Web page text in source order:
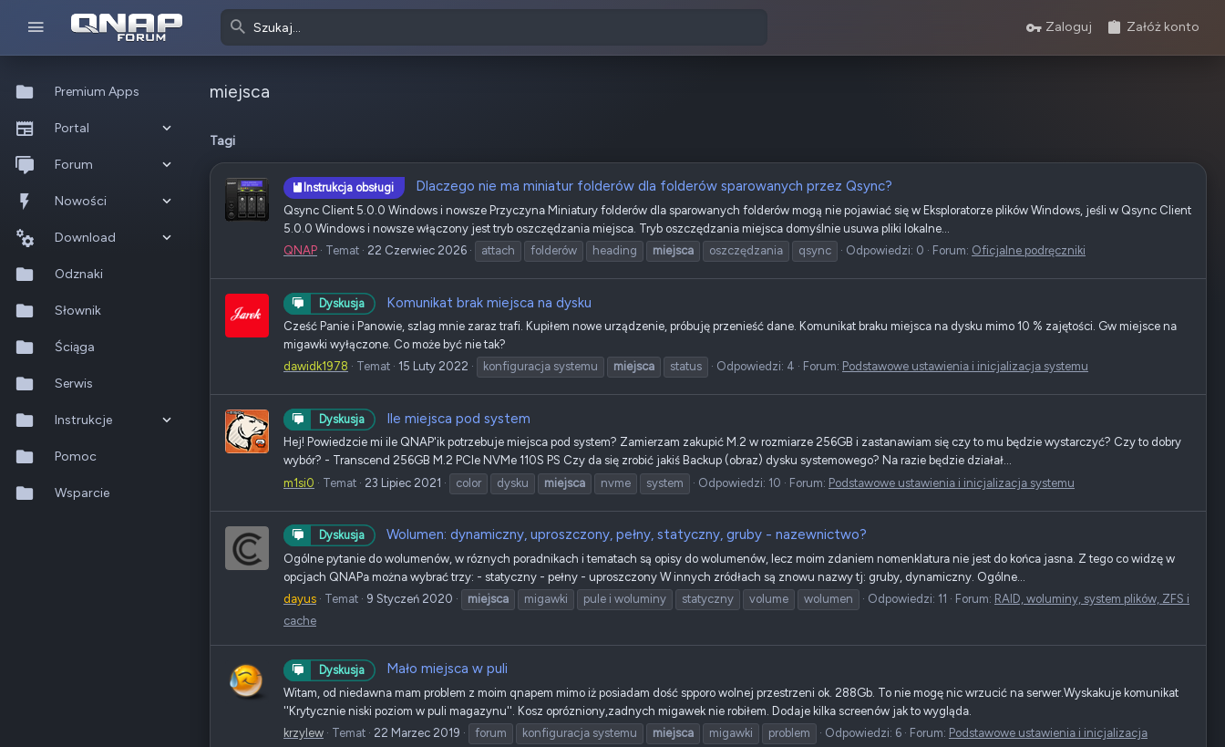
Zaloguj Załóż konto
Premium Apps
Portal
Co nowego?
Ostatnia aktywność
Forum
Nowe posty
Popularne
Szukaj na forum
Nowości
Nowe posty
Wszystkie posty
Nowe zasoby
Ostatnia aktywność
Download
Szukaj zasobów
Odznaki
Słownik
Ściąga
Serwis
Instrukcje
QTS 5.2.x
QuTS hero h6.0.x
Pomoc
Wsparcie
miejsca
Tagi
Instrukcja obsługi Dlaczego nie ma miniatur folderów dla folderów sparowanych przez Qsync?
Qsync Client 5.0.0 Windows i nowsze Przyczyna Miniatury folderów dla sparowanych folderów mogą nie pojawiać się w Eksploratorze plików Windows, jeśli w Qsync Client
5.0.0 Windows i nowsze włączony jest tryb oszczędzania miejsca. Tryb oszczędzania miejsca domyślnie usuwa pliki lokalne...
QNAP
Temat 22 Czerwiec 2026 attach folderów heading miejsca oszczędzania qsync Odpowiedzi: 0 Forum: Oficjalne podręczniki
Dyskusja Komunikat brak miejsca na dysku
Cześć Panie i Panowie, szlag mnie zaraz trafi. Kupiłem nowe urządzenie, próbuję przenieść dane. Komunikat braku miejsca na dysku mimo 10 % zajętości. Gw miejsce na
migawki wyłączone. Co może być nie tak?
dawidk1978
Temat 15 Luty 2022 konfiguracja systemu miejsca status Odpowiedzi: 4 Forum: Podstawowe ustawienia i inicjalizacja systemu
Dyskusja Ile miejsca pod system
Hej! Powiedzcie mi ile QNAP'ik potrzebuje miejsca pod system? Zamierzam zakupić M.2 w rozmiarze 256GB i zastanawiam się czy to mu będzie wystarczyć? Czy to dobry
wybór? - Transcend 256GB M.2 PCIe NVMe 110S PS Czy da się zrobić jakiś Backup (obraz) dysku systemowego? Na razie będzie działał...
m1si0
Temat 23 Lipiec 2021 color dysku miejsca nvme system Odpowiedzi: 10 Forum: Podstawowe ustawienia i inicjalizacja systemu
Dyskusja Wolumen: dynamiczny, uproszczony, pełny, statyczny, gruby - nazewnictwo?
Ogólne pytanie do wolumenów, w róznych poradnikach i tematach są opisy do wolumenów, lecz moim zdaniem nomenklatura nie jest do końca jasna. Z tego co widzę w
opcjach QNAPa można wybrać trzy: - statyczny - pełny - uproszczony W innych zródłach są znowu nazwy tj: gruby, dynamiczny. Ogólne...
dayus
Temat 9 Styczeń 2020 miejsca migawki pule i woluminy statyczny volume wolumen Odpowiedzi: 11 Forum: RAID, woluminy, system plików, ZFS i
cache
Dyskusja Mało miejsca w puli
Witam, od niedawna mam problem z moim qnapem mimo iż posiadam dość spporo wolnej przestrzeni ok. 288Gb. To nie mogę nic wrzucić na serwer.Wyskakuje komunikat
''Krytycznie niski poziom w puli magazynu''. Kosz oprózniony,zadnych migawek nie robiłem. Dodaje kilka screenów jak to wygląda.
krzylew
Temat 22 Marzec 2019 forum konfiguracja systemu miejsca migawki problem Odpowiedzi: 6 Forum: Podstawowe ustawienia i inicjalizacja